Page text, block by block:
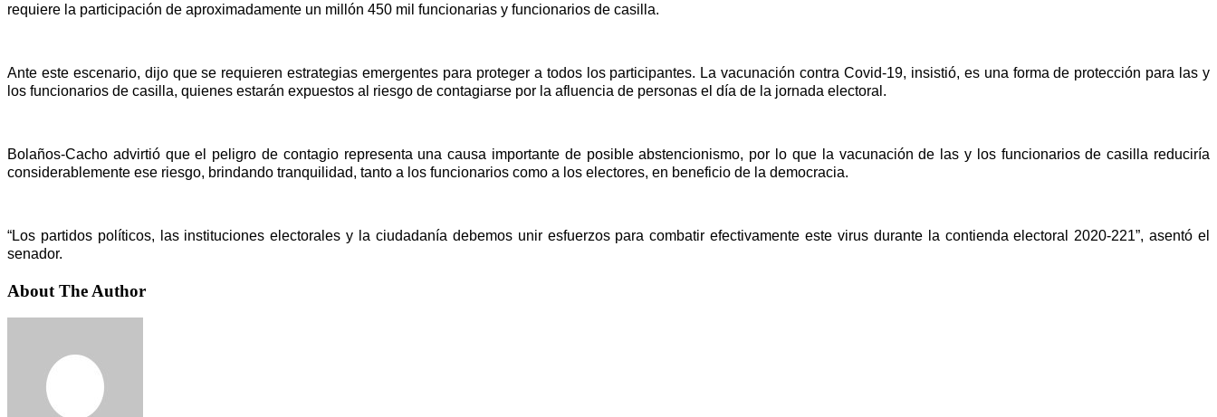
requiere la participación de aproximadamente un millón 450 mil funcionarias y funcionarios de casilla.
Ante este escenario, dijo que se requieren estrategias emergentes para proteger a todos los participantes. La vacunación contra Covid-19, insistió, es una forma de protección para las y
los funcionarios de casilla, quienes estarán expuestos al riesgo de contagiarse por la afluencia de personas el día de la jornada electoral.
Bolaños-Cacho advirtió que el peligro de contagio representa una causa importante de posible abstencionismo, por lo que la vacunación de las y los funcionarios de casilla reduciría
considerablemente ese riesgo, brindando tranquilidad, tanto a los funcionarios como a los electores, en beneficio de la democracia.
“Los partidos políticos, las instituciones electorales y la ciudadanía debemos unir esfuerzos para combatir efectivamente este virus durante la contienda electoral 2020-221”, asentó el
senador.
About The Author